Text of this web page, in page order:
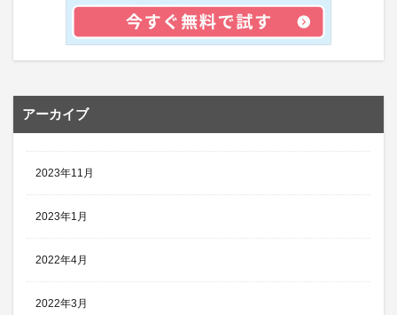
アーカイブ
2023年11月
2023年1月
2022年4月
2022年3月